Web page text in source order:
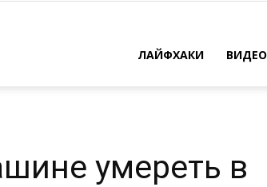
ЛАЙФХАКИ ВИДЕО
умереть в